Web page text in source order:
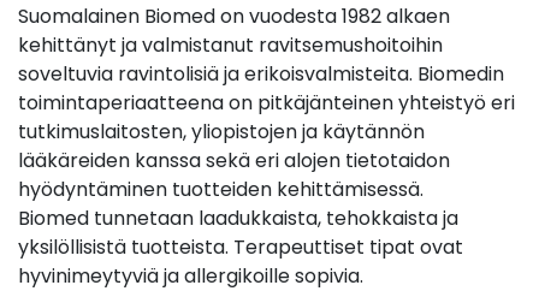
Suomalainen Biomed on vuodesta 1982 alkaen
kehittänyt ja valmistanut ravitsemushoitoihin
soveltuvia ravintolisiä ja erikoisvalmisteita. Biomedin
toimintaperiaatteena on pitkäjänteinen yhteistyö eri
tutkimuslaitosten, yliopistojen ja käytännön
lääkäreiden kanssa sekä eri alojen tietotaidon
hyödyntäminen tuotteiden kehittämisessä.
Biomed tunnetaan laadukkaista, tehokkaista ja
yksilöllisistä tuotteista. Terapeuttiset tipat ovat
hyvinimeytyviä ja allergikoille sopivia.